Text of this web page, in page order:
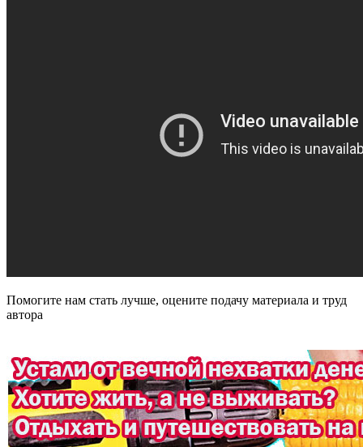
Помогите нам стать лучше, оцените подачу материала и труд
автора